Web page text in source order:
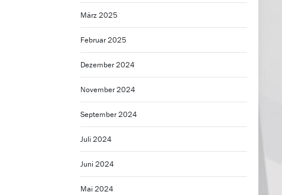
März 2025
Februar 2025
Dezember 2024
November 2024
September 2024
Juli 2024
Juni 2024
Mai 2024